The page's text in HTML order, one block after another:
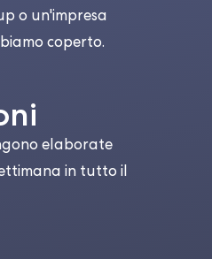
o un'impresa
coperto.
elaborate
in tutto il